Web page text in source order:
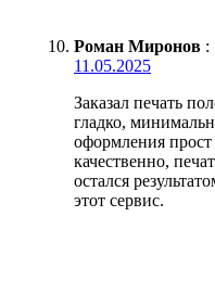
Роман Миронов :
11.05.2025
Заказал печать
гладко,
оформления
качественно,
остался
этот сервис.